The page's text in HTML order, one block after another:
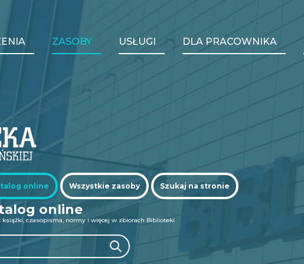
online Wszystkie zasoby Szukaj na stronie
online
książki, czasopisma, normy i więcej w zbiorach Biblioteki
Search
ZASOBY USŁUGI DLA PRACOWNIKA